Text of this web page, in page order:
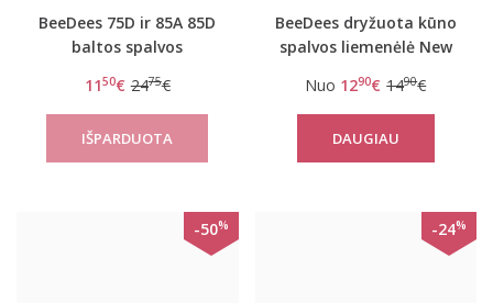
BeeDees 75D ir 85A 85D
baltos spalvos
WHPM
1150€ 2475€
BeeDees dryžuota kūno
spalvos liemenėlė New
Nuo 1290€ 1490€
DAUGIAU
-50% -24%